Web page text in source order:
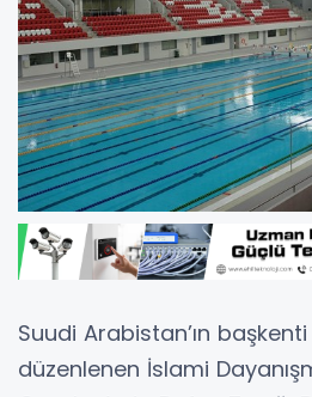
Suudi Arabistan’ın başkenti
düzenlenen İslami